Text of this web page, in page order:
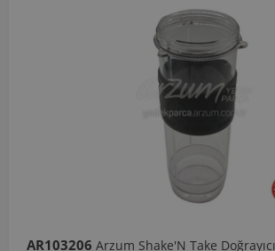
AR103206 Arzum Shake'N Take Doğrayıcı